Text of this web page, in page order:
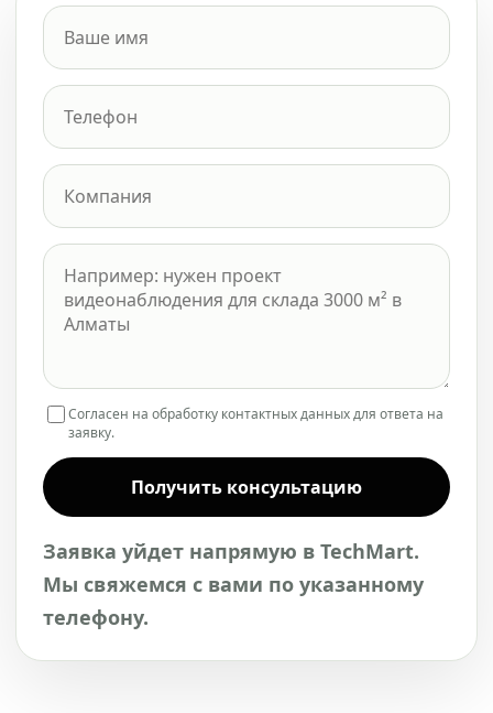
Согласен на обработку контактных данных для ответа на
заявку.
Получить консультацию
Заявка уйдет напрямую в TechMart.
Мы свяжемся с вами по указанному
телефону.